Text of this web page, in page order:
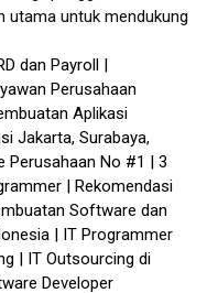
utama untuk mendukung